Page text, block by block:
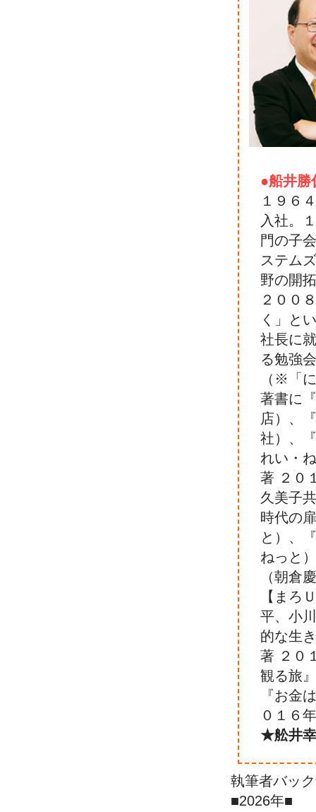
●船井
１９６
入社。
門の子
ステム
野の開
２００
く」と
社長に
る勉強
（※「
著書に
店）、
社）、
れい・
著 ２０
久美子
時代の
と）、
ねっと
（朝倉
【まろ
平、小
的な生
著 ２０
観る旅
『お金
０１６
★舩井
執筆者バッ
■2026年■